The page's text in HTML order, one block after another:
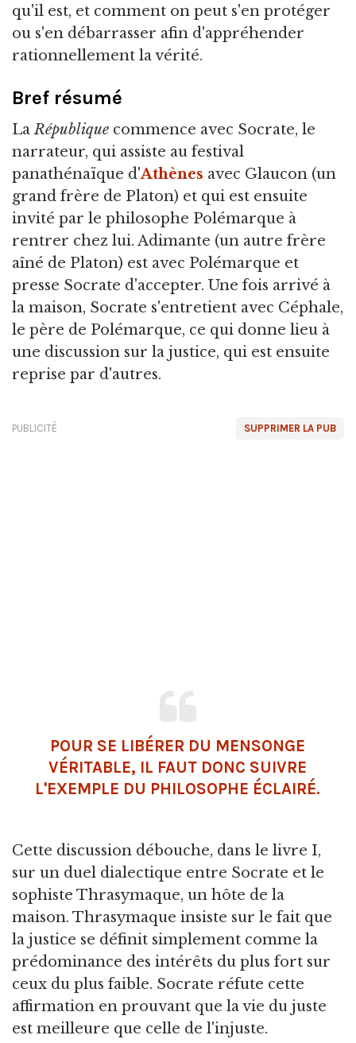
qu'il est, et comment on peut s'en protéger
ou s'en débarrasser afin d'appréhender
rationnellement la vérité.
Bref résumé
LaRépublique commence avec Socrate, le
narrateur, qui assiste au festival
panathénaïque d'Athènes avec Glaucon (un
grand frère de Platon) et qui est ensuite
invité par le philosophe Polémarque à
rentrer chez lui. Adimante (un autre frère
aîné de Platon) est avec Polémarque et
presse Socrate d'accepter. Une fois arrivé à
la maison, Socrate s'entretient avec Céphale,
le père de Polémarque, ce qui donne lieu à
une discussion sur la justice, qui est ensuite
reprise par d'autres.
SUPPRIMER LA PUB
PUBLICITÉ
POUR SE LIBÉRER DU MENSONGE
VÉRITABLE, IL FAUT DONC SUIVRE
L'EXEMPLE DU PHILOSOPHE ÉCLAIRÉ.
Cette discussion débouche, dans le livre I,
sur un duel dialectique entre Socrate et le
sophiste Thrasymaque, un hôte de la
maison. Thrasymaque insiste sur le fait que
la justice se définit simplement comme la
prédominance des intérêts du plus fort sur
ceux du plus faible. Socrate réfute cette
affirmation en prouvant que la vie du juste
est meilleure que celle de l'injuste.